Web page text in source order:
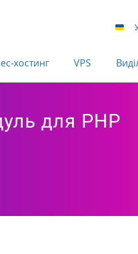
хостинг VPS
для PHP